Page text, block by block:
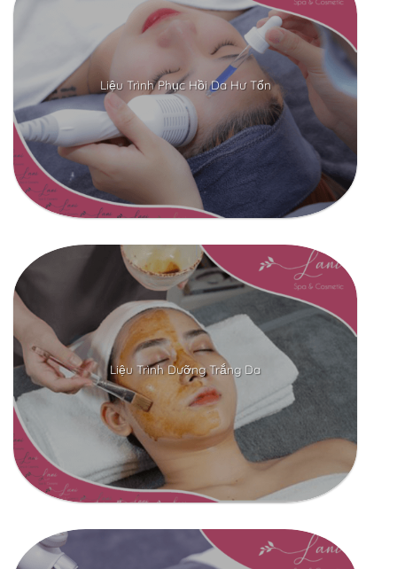
Liệu Trình Phục Hồi Da Hư Tổn
Liệu Trình Dưỡng Trắng Da